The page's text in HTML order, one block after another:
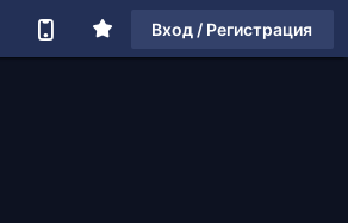
Вход / Регистрация